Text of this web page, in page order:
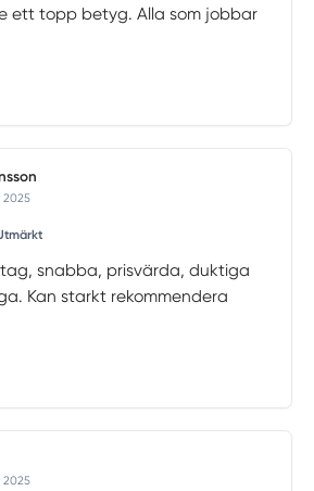
ett topp betyg. Alla som jobbar
2025
snabba, prisvärda, duktiga
Kan starkt rekommendera
2025